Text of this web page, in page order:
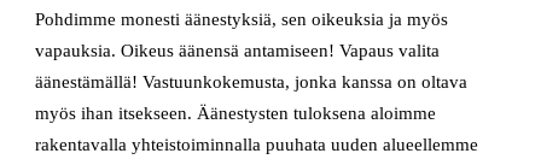
Pohdimme monesti äänestyksiä, sen oikeuksia ja myös
vapauksia. Oikeus äänensä antamiseen! Vapaus valita
äänestämällä! Vastuunkokemusta, jonka kanssa on oltava
myös ihan itsekseen. Äänestysten tuloksena aloimme
rakentavalla yhteistoiminnalla puuhata uuden alueellemme